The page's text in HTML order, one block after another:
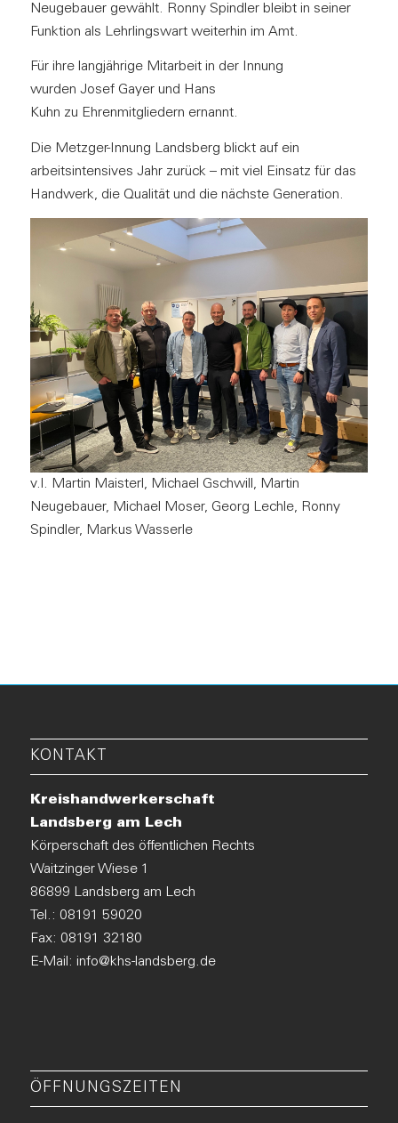
Neugebauer gewählt. Ronny Spindler bleibt in seiner
Funktion als Lehrlingswart weiterhin im Amt.
Für ihre langjährige Mitarbeit in der Innung
wurden Josef Gayer und Hans
Kuhn zu Ehrenmitgliedern ernannt.
Die Metzger-Innung Landsberg blickt auf ein
arbeitsintensives Jahr zurück – mit viel Einsatz für das
Handwerk, die Qualität und die nächste Generation.
v.l. Martin Maisterl, Michael Gschwill, Martin
Neugebauer, Michael Moser, Georg Lechle, Ronny
Spindler, Markus Wasserle
KONTAKT
Kreishandwerkerschaft
Landsberg am Lech
Körperschaft des öffentlichen Rechts
Waitzinger Wiese 1
86899 Landsberg am Lech
Tel.: 08191 59020
Fax: 08191 32180
E-Mail: info@khs-landsberg.de
ÖFFNUNGSZEITEN